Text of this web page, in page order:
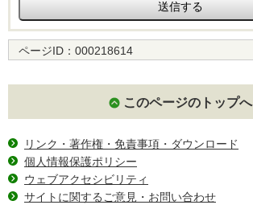
ページID： 000218614
このページのトップへ
リンク・著作権・免責事項・ダウンロード
個人情報保護ポリシー
ウェブアクセシビリティ
サイトに関するご意見・お問い合わせ